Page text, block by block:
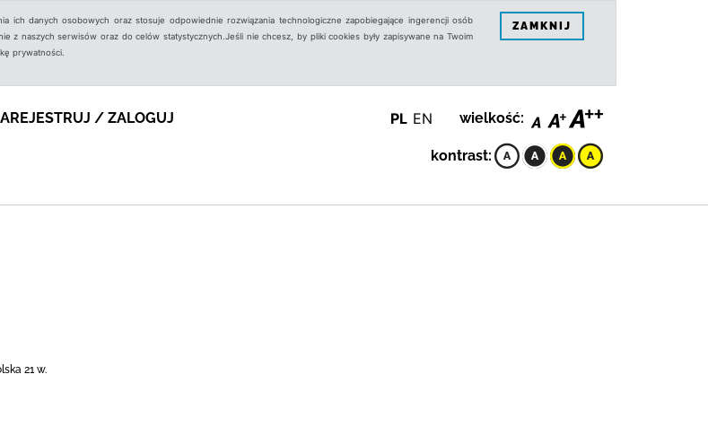
ich danych osobowych oraz stosuje odpowiednie rozwiązania technologiczne zapobiegające ingerencji osób
z naszych serwisów oraz do celów statystycznych.Jeśli nie chcesz, by pliki cookies były zapisywane na Twoim
prywatności.
ZAMKNIJ
/ ZALOGUJ PL EN wielkość:
kontrast:
21 w.